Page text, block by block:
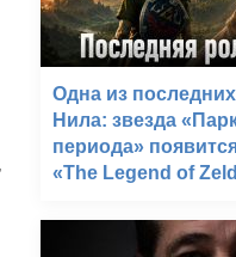
Одна из
Нила: звезда
периода»
«The Legend of